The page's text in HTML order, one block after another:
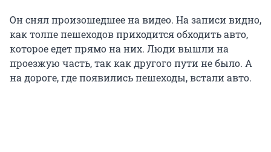
Он снял произошедшее на видео. На записи видно,
как толпе пешеходов приходится обходить авто,
которое едет прямо на них. Люди вышли на
проезжую часть, так как другого пути не было. А
на дороге, где появились пешеходы, встали авто.